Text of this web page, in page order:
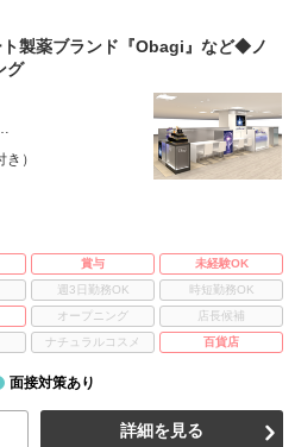
ト製薬ブランド『Obagi』など◆ノ
グ
）
賞与
未経験OK
週3日勤務OK
時短勤務OK
オープニング
店長候補
ナチュラルコスメ 百貨店
面接対策あり
詳細を見る